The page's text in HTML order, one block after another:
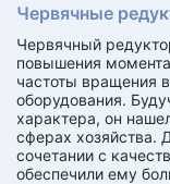
Червячные
Червячный
повышения
частоты вращения
оборудования.
характера, он
сферах хозяйства.
сочетании с
обеспечили ему